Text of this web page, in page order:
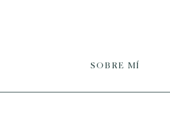
SOBRE MÍ